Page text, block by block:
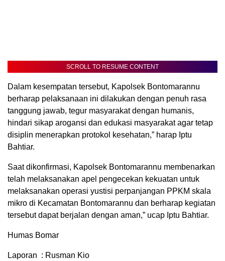
SCROLL TO RESUME CONTENT
Dalam kesempatan tersebut, Kapolsek Bontomarannu
berharap pelaksanaan ini dilakukan dengan penuh rasa
tanggung jawab, tegur masyarakat dengan humanis,
hindari sikap arogansi dan edukasi masyarakat agar tetap
disiplin menerapkan protokol kesehatan,” harap Iptu
Bahtiar.
Saat dikonfirmasi, Kapolsek Bontomarannu membenarkan
telah melaksanakan apel pengecekan kekuatan untuk
melaksanakan operasi yustisi perpanjangan PPKM skala
mikro di Kecamatan Bontomarannu dan berharap kegiatan
tersebut dapat berjalan dengan aman,” ucap Iptu Bahtiar.
Humas Bomar
Laporan : Rusman Kio